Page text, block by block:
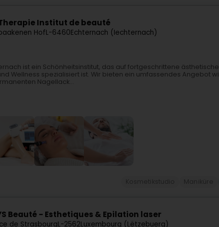
Institut de beauté
HofL-6460Echternach (Iechternach)
ist ein Schönheitsinstitut, das auf fortgeschrittene
Wellness spezialisiert ist. Wir bieten ein umfassendes Angebot
Nagellack...
Beauté - Esthetiques & Epilation laser
de StrasbourgL-2562Luxembourg (Lëtzebuerg)